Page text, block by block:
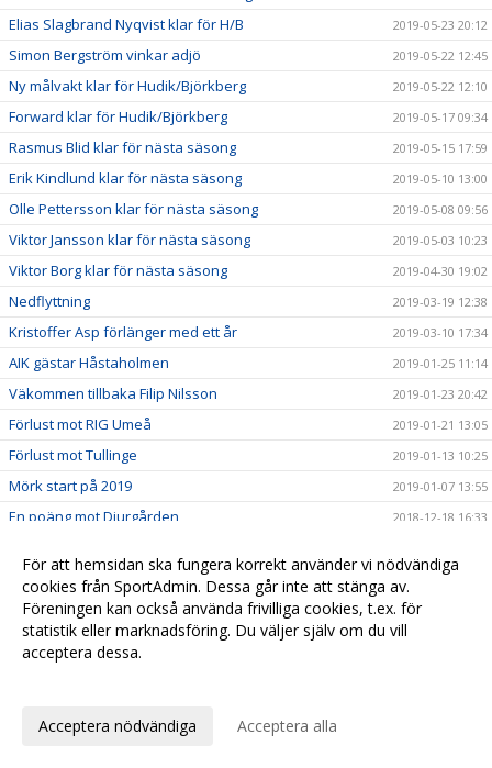
Elias Slagbrand Nyqvist klar för H/B 2019-05-23 20:12
Simon Bergström vinkar adjö 2019-05-22 12:45
Ny målvakt klar för Hudik/Björkberg 2019-05-22 12:10
Forward klar för Hudik/Björkberg 2019-05-17 09:34
Rasmus Blid klar för nästa säsong 2019-05-15 17:59
Erik Kindlund klar för nästa säsong 2019-05-10 13:00
Olle Pettersson klar för nästa säsong 2019-05-08 09:56
Viktor Jansson klar för nästa säsong 2019-05-03 10:23
Viktor Borg klar för nästa säsong 2019-04-30 19:02
Nedflyttning 2019-03-19 12:38
Kristoffer Asp förlänger med ett år 2019-03-10 17:34
AIK gästar Håstaholmen 2019-01-25 11:14
Väkommen tillbaka Filip Nilsson 2019-01-23 20:42
Förlust mot RIG Umeå 2019-01-21 13:05
Förlust mot Tullinge 2019-01-13 10:25
Mörk start på 2019 2019-01-07 13:55
En poäng mot Djurgården 2018-12-18 16:33
Vinst i sudden mot Wibax-Piteå 2018-11-19 14:05
Vinst mot IBK Runsten 2018-11-14 23:25
H/B - Runsten i säsongens första veckomatch 2018-11-13 12:15
Hudik/Björkberg - Salem uppskjuten
För att hemsidan ska fungera korrekt använder vi nödvändiga
cookies från SportAdmin. Dessa går inte att stänga av.
Föreningen kan också använda frivilliga cookies, t.ex. för
statistik eller marknadsföring. Du väljer själv om du vill
acceptera dessa.
Acceptera nödvändiga Acceptera alla